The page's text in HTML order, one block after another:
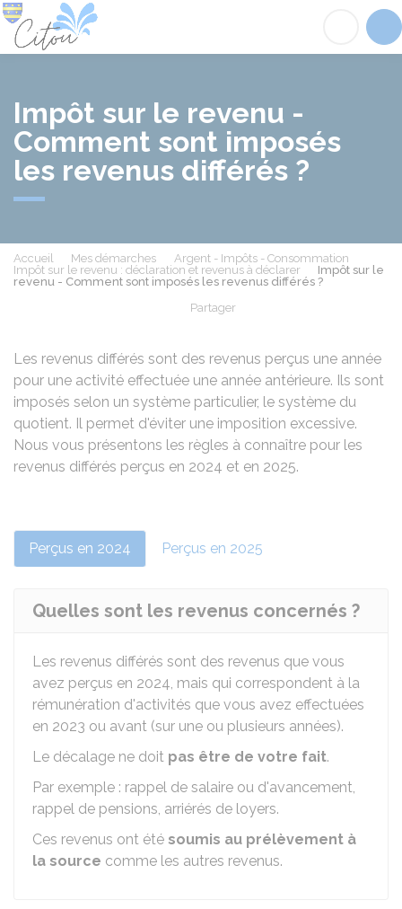
Impôt sur le revenu -
Comment sont imposés
les revenus différés ?
Accueil Mes démarches
Argent - Impôts - Consommation
Impôt sur le revenu : déclaration et revenus à déclarer
Impôt sur le
revenu - Comment sont imposés les revenus différés ?
Partager
Les revenus différés sont des revenus perçus une année
pour une activité effectuée une année antérieure. Ils sont
imposés selon un système particulier, le système du
quotient. Il permet d'éviter une imposition excessive.
Nous vous présentons les règles à connaître pour les
revenus différés perçus en 2024 et en 2025.
Perçus en 2024 Perçus en 2025
Quelles sont les revenus concernés ?
Les revenus différés sont des revenus que vous
avez perçus en 2024, mais qui correspondent à la
rémunération d'activités que vous avez effectuées
en 2023 ou avant (sur une ou plusieurs années).
Le décalage ne doit pas être de votre fait.
Par exemple : rappel de salaire ou d'avancement,
rappel de pensions, arriérés de loyers.
Ces revenus ont été soumis au prélèvement à
la source comme les autres revenus.